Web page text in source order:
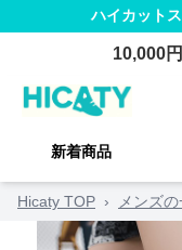
ハイカット
10,000
新着商品
Hicaty TOP › メンズ